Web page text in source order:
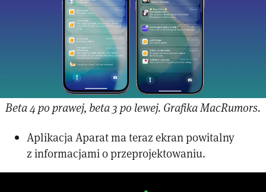
Beta 4 po prawej, beta 3 po lewej. Grafika MacRumors.
Aplikacja Aparat ma teraz ekran powitalny
z informacjami o przeprojektowaniu.